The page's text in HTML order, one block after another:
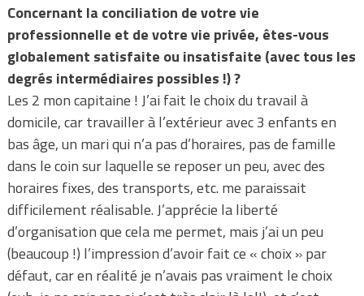
Concernant la conciliation de votre vie
professionnelle et de votre vie privée, êtes-vous
globalement satisfaite ou insatisfaite (avec tous les
degrés intermédiaires possibles !) ?
Les 2 mon capitaine ! J’ai fait le choix du travail à
domicile, car travailler à l’extérieur avec 3 enfants en
bas âge, un mari qui n’a pas d’horaires, pas de famille
dans le coin sur laquelle se reposer un peu, avec des
horaires fixes, des transports, etc. me paraissait
difficilement réalisable. J’apprécie la liberté
d’organisation que cela me permet, mais j’ai un peu
(beaucoup !) l’impression d’avoir fait ce « choix » par
défaut, car en réalité je n’avais pas vraiment le choix